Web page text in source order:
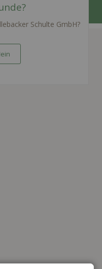
KONFIGURATOR
Schulte GmbH?